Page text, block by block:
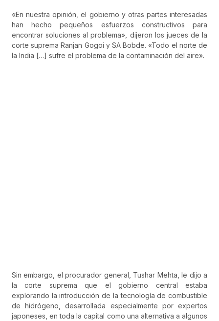
«En nuestra opinión, el gobierno y otras partes interesadas
han hecho pequeños esfuerzos constructivos para
encontrar soluciones al problema», dijeron los jueces de la
corte suprema Ranjan Gogoi y SA Bobde. «Todo el norte de
la India […] sufre el problema de la contaminación del aire».
Sin embargo, el procurador general, Tushar Mehta, le dijo a
la corte suprema que el gobierno central estaba
explorando la introducción de la tecnología de combustible
de hidrógeno, desarrollada especialmente por expertos
japoneses, en toda la capital como una alternativa a algunos